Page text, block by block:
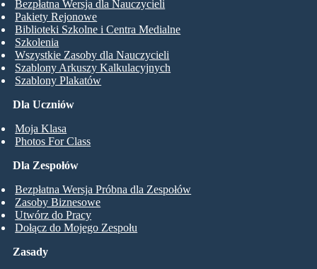
Dla Uczniów
Moja Klasa
Photos For Class
Bezpłatna Wersja dla Nauczycieli
Pakiety Rejonowe
Biblioteki Szkolne i Centra Medialne
Szkolenia
Wszystkie Zasoby dla Nauczycieli
Szablony Arkuszy Kalkulacyjnych
Szablony Plakatów
Dla Zespołów
Bezpłatna Wersja Próbna dla Zespołów
Zasoby Biznesowe
Utwórz do Pracy
Dołącz do Mojego Zespołu
Zasady